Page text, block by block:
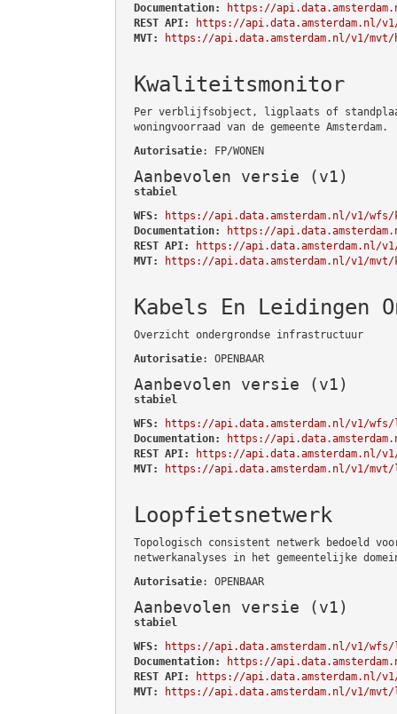
Documentation:
https://
REST API:
https://api.data.amsterdam.nl/
MVT:
https://api.data.amsterdam.nl/v1/
Kwaliteitsmonitor
Per verblijfsobject, ligplaats of
woningvoorraad van de gemeente Amsterdam.
Autorisatie: FP/WONEN
Aanbevolen versie (v1)
stabiel
WFS:
https://api.data.amsterdam.nl/v1/
Documentation:
https://
REST API:
https://api.data.amsterdam.nl/
MVT:
https://api.data.amsterdam.nl/v1/
Kabels En Leidingen
Overzicht ondergrondse infrastructuur
Autorisatie: OPENBAAR
Aanbevolen versie (v1)
stabiel
WFS:
https://api.data.amsterdam.nl/v1/
Documentation:
https://
REST API:
https://api.data.amsterdam.nl/
MVT:
https://api.data.amsterdam.nl/v1/
Loopfietsnetwerk
Topologisch consistent netwerk bedoeld
netwerkanalyses in het gemeentelijke
Autorisatie: OPENBAAR
Aanbevolen versie (v1)
stabiel
WFS:
https://api.data.amsterdam.nl/v1/
Documentation:
https://
REST API:
https://api.data.amsterdam.nl/
MVT:
https://api.data.amsterdam.nl/v1/